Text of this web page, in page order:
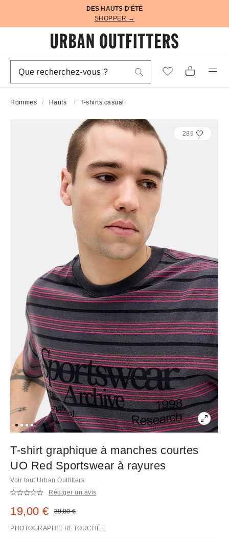
DES HAUTS D'ÉTÉ
SHOPPER →
Hommes Hauts T-shirts casual
289
T-shirt graphique à manches courtes
UO Red Sportswear à rayures
Voir tout Urban Outfitters
Rédiger un avis
Prix remisé :
19,00 € Prix d'origine :
39,00 €
PHOTOGRAPHIE RETOUCHÉE